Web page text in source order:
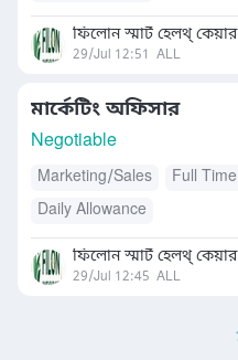
ফিলোন স্মার্ট হেলথ্ কেয়ার
29/Jul 12:51 ALL
মার্কেটিং অফিসার
Negotiable
Marketing/Sales Full Time
Daily Allowance
ফিলোন স্মার্ট হেলথ্ কেয়ার
29/Jul 12:45 ALL